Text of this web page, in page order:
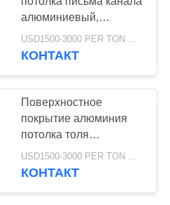
25
алюминиевый,
алюминиевая квартира
обнажает сырцовый
USD1500-3000 PER TON MOQ:1ТОН
КОНТАКТ
Поверхностное
покрытие алюминия
потолка толя
декоративными
покрытое прокладками
USD1500-3000 PER TON MOQ:1ТОН
КОНТАКТ